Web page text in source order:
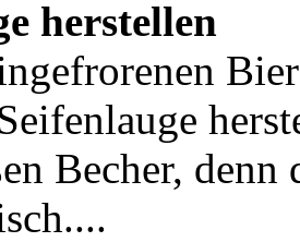
herstellen
Becher,